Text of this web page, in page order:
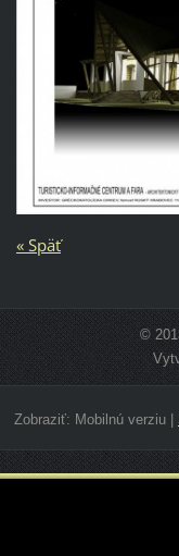
« Späť
©
Zobraziť: Mobilnú verziu|